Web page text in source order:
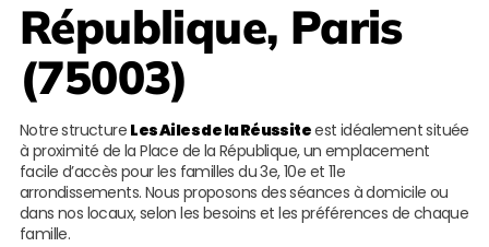
République, Paris
(75003)
Notre structure Les Ailes de la Réussiteest idéalement située
à proximité de la Place de la République, un emplacement
facile d’accès pour les familles du 3e, 10e et 11e
arrondissements. Nous proposons des séances à domicile ou
dans nos locaux, selon les besoins et les préférences de chaque
famille.